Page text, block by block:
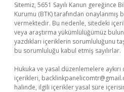
Sitemiz, 5651 Sayılı Kanun gereğince
Kurumu (BTK) tarafından onaylanmış
vermektedir. Bu nedenle, sitedeki
veya araştırma yükümlülüğümüz
yazdıkları içeriklerin sorumluluğunu
bu sorumluluğu kabul etmiş sayılırlar.
Hukuka ve yasal düzenlemelere
içerikleri,
halinde, ilgili içerikler yasal süre